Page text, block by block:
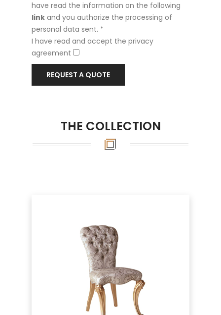
have read the information on the following
link and you authorize the processing of
personal data sent. *
I have read and accept the privacy
agreement
REQUEST A QUOTE
THE COLLECTION